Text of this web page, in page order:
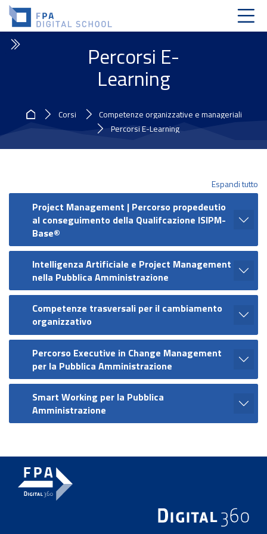
Skip to navigation
Skip to login form
Vai al contenuto principale
Skip to accessibility options
Skip to footer
Skip accessibility options
Percorsi E-
Learning
Home
Corsi
Competenze organizzative e manageriali
Percorsi E-Learning
Espandi tutto
Project Management | Percorso propedeutio
al conseguimento della Qualifcazione ISIPM-
Base®
Intelligenza Artificiale e Project Management
nella Pubblica Amministrazione
Competenze trasversali per il cambiamento
organizzativo
Percorso Executive in Change Management
per la Pubblica Amministrazione
Smart Working per la Pubblica
Amministrazione